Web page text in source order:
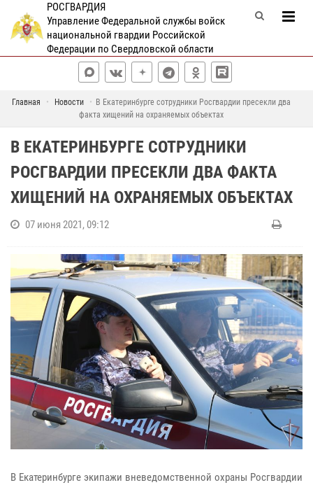
РОСГВАРДИЯ
Управление Федеральной службы войск
национальной гвардии Российской
Федерации по Свердловской области
Главная Новости
В Екатеринбурге сотрудники Росгвардии пресекли два
факта хищений на охраняемых объектах
В ЕКАТЕРИНБУРГЕ СОТРУДНИКИ
РОСГВАРДИИ ПРЕСЕКЛИ ДВА ФАКТА
ХИЩЕНИЙ НА ОХРАНЯЕМЫХ ОБЪЕКТАХ
07 июня 2021, 09:12
В Екатеринбурге экипажи вневедомственной охраны Росгвардии